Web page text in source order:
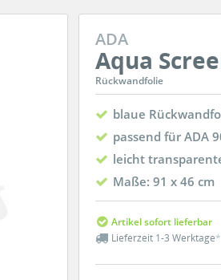
ADA
Aqua
Rückwandfolie
blaue
passend für ADA
leicht
Maße: 91 x 46 cm
Artikel sofort lieferbar
Lieferzeit 1-3 Werktage*